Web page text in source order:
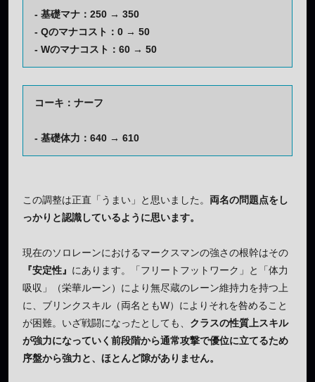
- 基礎マナ：250 → 350
- Qのマナコスト：0 → 50
- Wのマナコスト：60 → 50
コーキ：ナーフ
- 基礎体力：640 → 610
この調整は正直「うまい」と思いました。 両名の問題点をし
っかりと認識しているように思います。
現在のソロレーンにおけるマークスマンの強さの根幹はその
『安定性』 にあります。「フリートフットワーク」と「体力
吸収」（栄華ルーン）により無尽蔵のレーン維持力を持つ上
に、ブリンクスキル（両名ともW）によりそれを咎めること
が困難。いざ戦闘になったとしても、 クラスの性質上スキル
が強力になっていく前段階から通常攻撃で優位に立てるため
序盤から強力と、ほとんど隙がありません。